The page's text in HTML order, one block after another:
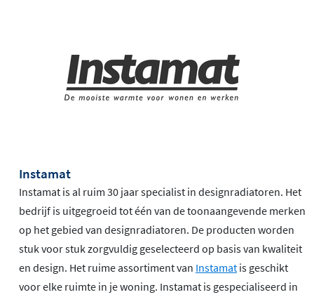
Instamat
Instamat is al ruim 30 jaar specialist in designradiatoren. Het
bedrijf is uitgegroeid tot één van de toonaangevende merken
op het gebied van designradiatoren. De producten worden
stuk voor stuk zorgvuldig geselecteerd op basis van kwaliteit
en design. Het ruime assortiment van Instamat is geschikt
voor elke ruimte in je woning. Instamat is gespecialiseerd in